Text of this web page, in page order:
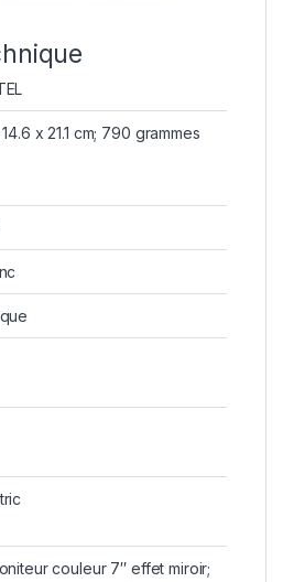
x 21.1 cm; 790 grammes
couleur 7″ effet miroir;